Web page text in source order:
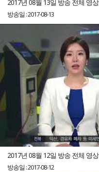
2017년 08월 13일 방송 전체 영상
방송일 : 2017-08-13
2017년 08월 12일 방송 전체 영상
방송일 : 2017-08-12